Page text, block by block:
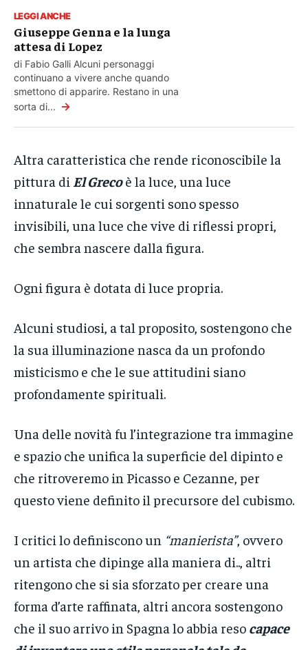
LEGGI ANCHE
Giuseppe Genna e la lunga
attesa di Lopez
di Fabio Galli Alcuni personaggi
continuano a vivere anche quando
smettono di apparire. Restano in una
sorta di... →
Altra caratteristica che rende riconoscibile la
pittura di El Grecoè la luce, una luce
innaturale le cui sorgenti sono spesso
invisibili, una luce che vive di riflessi propri,
che sembra nascere dalla figura.
Ogni figura è dotata di luce propria.
Alcuni studiosi, a tal proposito, sostengono che
la sua illuminazione nasca da un profondo
misticismo e che le sue attitudini siano
profondamente spirituali.
Una delle novità fu l’integrazione tra immagine
e spazio che unifica la superficie del dipinto e
che ritroveremo in Picasso e Cezanne, per
questo viene definito il precursore del cubismo.
I critici lo definiscono un “manierista”, ovvero
un artista che dipinge alla maniera di.., altri
ritengono che si sia sforzato per creare una
forma d’arte raffinata, altri ancora sostengono
che il suo arrivo in Spagna lo abbia reso capace